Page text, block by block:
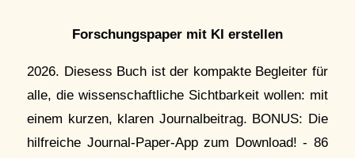
Forschungspaper mit KI erstellen
2026. Diesess Buch ist der kompakte Begleiter für
alle, die wissenschaftliche Sichtbarkeit wollen: mit
einem kurzen, klaren Journalbeitrag. BONUS: Die
hilfreiche Journal-Paper-App zum Download! - 86